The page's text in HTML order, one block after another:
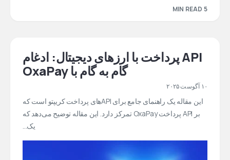
5 MIN READ
API پرداخت با ارزهای دیجیتال: ادغام
گام به گام با OxaPay
۱۰ آگوست ۲۰۲۵
این مقاله یک راهنمای جامع برای APIهای پرداخت کریپتو است که
بر API پرداخت OxaPay تمرکز دارد. این مقاله توضیح می‌دهد که
یک...